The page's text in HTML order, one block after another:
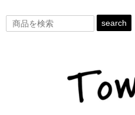
search